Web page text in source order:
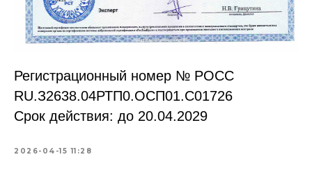
Регистрационный номер № РОСС
RU.З2638.04РТП0.OCП01.С01726
Срок действия: до 20.04.2029
2026-04-15 11:28